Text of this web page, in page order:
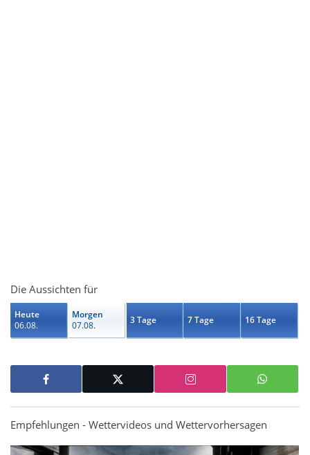
Die Aussichten für
Heute
06.08.
Morgen
07.08.
3 Tage 7 Tage 16 Tage
Empfehlungen - Wettervideos und Wettervorhersagen